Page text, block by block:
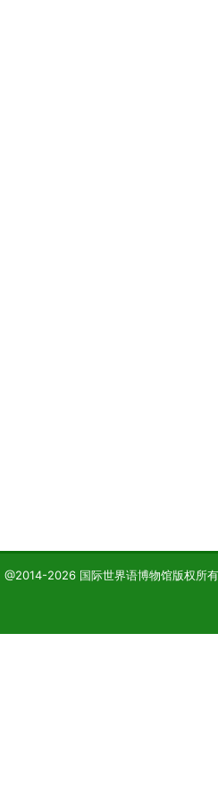
@2014-2026 国际世界语博物馆版权